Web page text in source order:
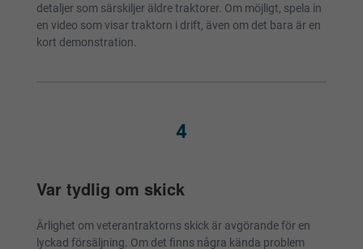
detaljer som särskiljer äldre traktorer. Om möjligt, spela in
en video som visar traktorn i drift, även om det bara är en
kort demonstration.
4
Var tydlig om skick
Ärlighet om veterantraktorns skick är avgörande för en
lyckad försäljning. Om det finns några kända problem